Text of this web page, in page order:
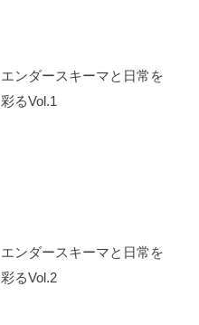
エンダースキーマと日常を
彩るVol.1
エンダースキーマと日常を
彩るVol.2